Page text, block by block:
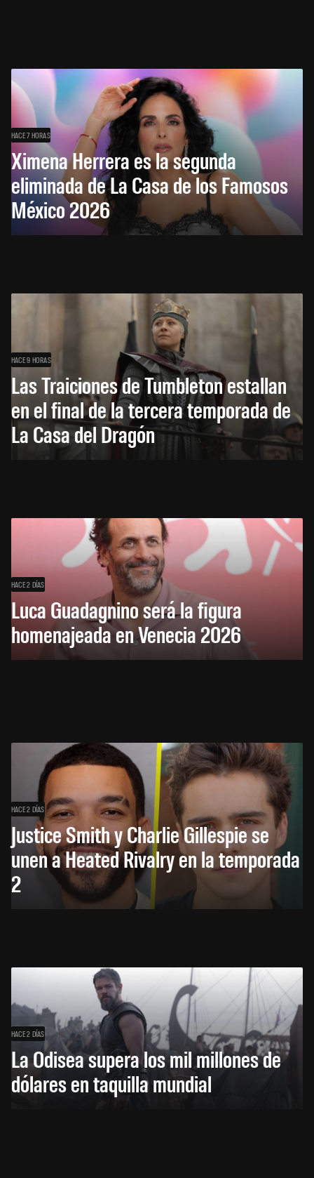
HACE 7 HORAS
Ximena Herrera es la segunda
eliminada de La Casa de los Famosos
México 2026
HACE 9 HORAS
Las Traiciones de Tumbleton estallan
en el final de la tercera temporada de
La Casa del Dragón
HACE 2 DÍAS
Luca Guadagnino será la figura
homenajeada en Venecia 2026
HACE 2 DÍAS
Justice Smith y Charlie Gillespie se
unen a Heated Rivalry en la temporada
2
HACE 2 DÍAS
La Odisea supera los mil millones de
dólares en taquilla mundial